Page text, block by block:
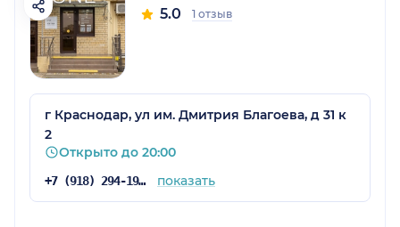
5.0 1 отзыв
г Краснодар, ул им. Дмитрия Благоева, д 31 к
2
Открыто до 20:00
+7 (918) 294-19-81 показать